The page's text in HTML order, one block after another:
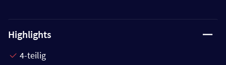
Highlights
4-teilig